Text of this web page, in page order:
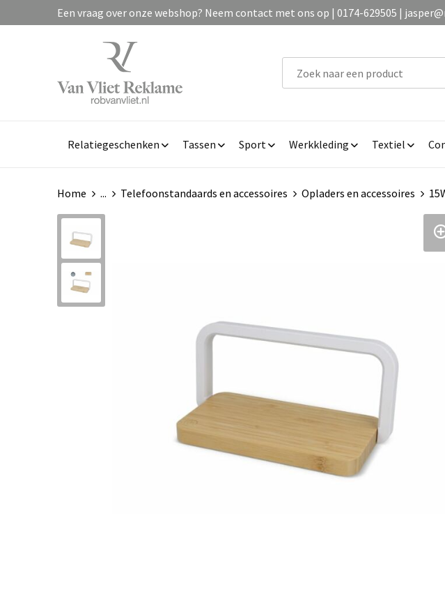
Een vraag over onze webshop? Neem contact met ons op | 0174-629505 |
Relatiegeschenken Tassen Sport Werkkleding Textiel
Home ... Telefoonstandaards en accessoires Opladers en accessoires